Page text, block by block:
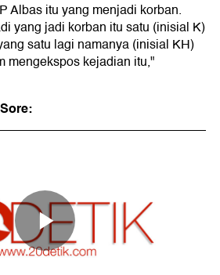
Albas itu yang menjadi korban.
yang jadi korban itu satu (inisial K)
satu lagi namanya (inisial KH)
mengekspos kejadian itu,"